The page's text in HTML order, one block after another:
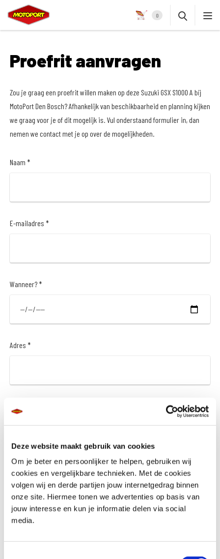
Deze website maakt gebruik van cookies
Om je beter en persoonlijker te helpen, gebruiken wij
cookies en vergelijkbare technieken. Met de cookies
volgen wij en derde partijen jouw internetgedrag binnen
onze site. Hiermee tonen we advertenties op basis van
jouw interesse en kun je informatie delen via social
media.
0
Proefrit aanvragen
Zou je graag een proefrit willen maken op deze Suzuki GSX S1000 A bij
MotoPort Den Bosch? Afhankelijk van beschikbaarheid en planning kijken
we graag voor je of dit mogelijk is. Vul onderstaand formulier in, dan
nemen we contact met je op over de mogelijkheden.
Naam *
E-mailadres *
Wanneer? *
Adres *
Woonplaats *